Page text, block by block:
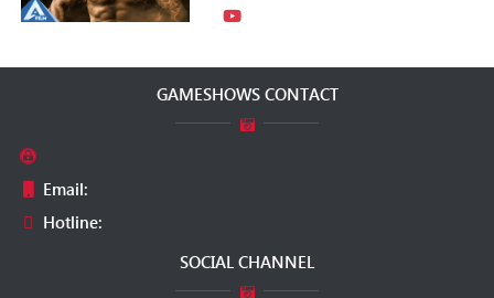
GAMESHOWS CONTACT
Email:
Hotline:
SOCIAL CHANNEL